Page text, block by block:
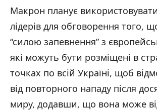
Макрон планує використовувати
лідерів для обговорення того,
“силою запевнення” з
які можуть бути розміщені в
точках по всій Україні, щоб
від повторного нападу після
миру, додавши, що вона може